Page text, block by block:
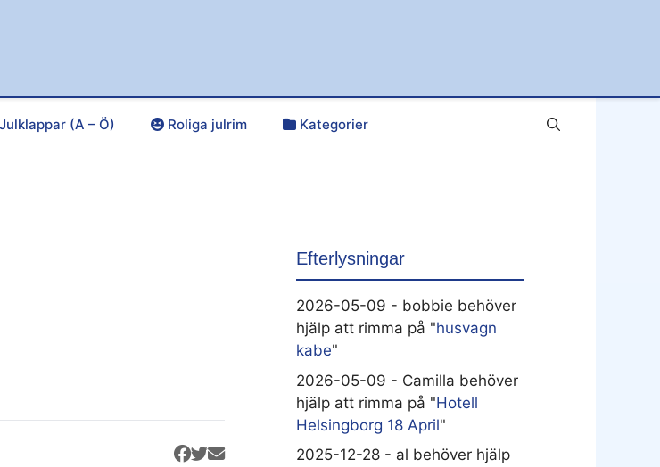
Julklappar (A – Ö) Roliga julrim Kategorier
Efterlysningar
2026-05-09 - bobbie behöver
hjälp att rimma på "husvagn
kabe"
2026-05-09 - Camilla behöver
hjälp att rimma på "Hotell
Helsingborg 18 April"
2025-12-28 - al behöver hjälp